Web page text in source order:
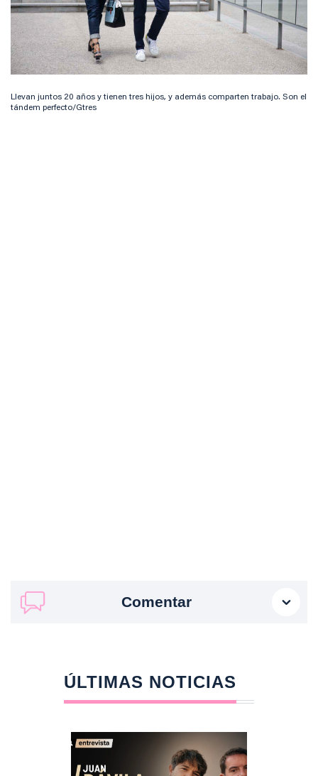
Llevan juntos 20 años y tienen tres hijos, y además comparten trabajo. Son el
tándem perfecto/Gtres
Comentar
ÚLTIMAS NOTICIAS